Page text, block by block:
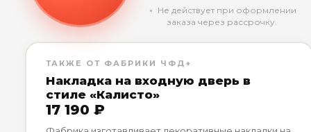
﹡ Не действует при оформлении
заказа через рассрочку.
ТАКЖЕ ОТ ФАБРИКИ ЧФД+
Накладка на входную дверь в
стиле «Калисто»
17 190 ₽